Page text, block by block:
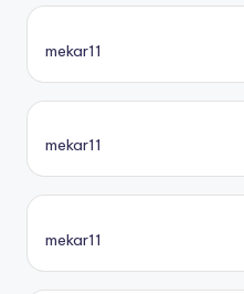
mekar11
mekar11
mekar11